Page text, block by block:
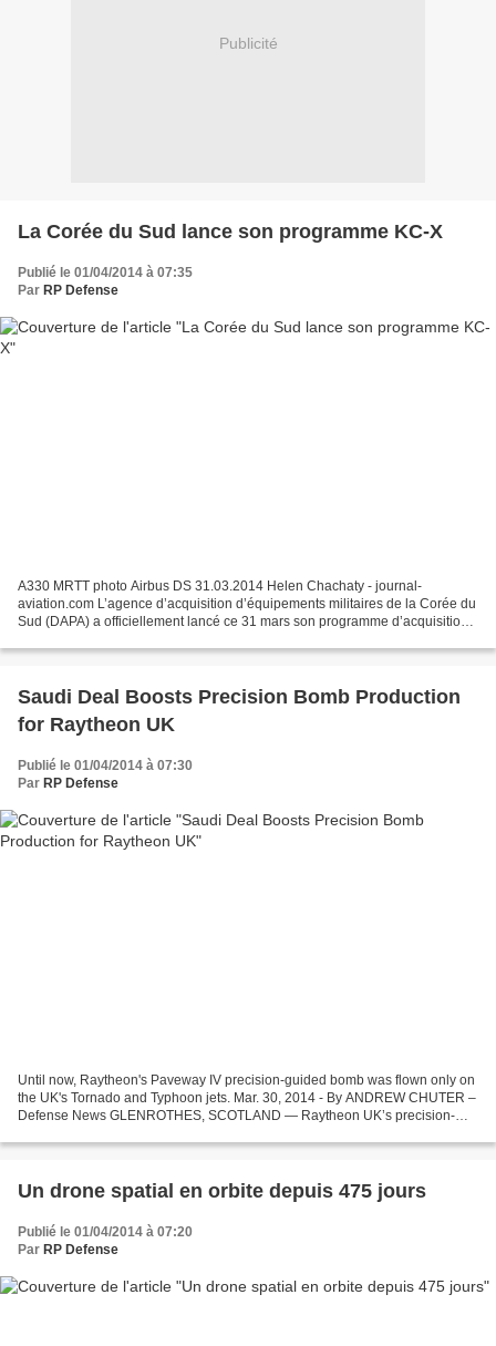
Publicité
La Corée du Sud lance son programme KC-X
Publié le 01/04/2014 à 07:35
Par RP Defense
A330 MRTT photo Airbus DS 31.03.2014 Helen Chachaty - journal-
aviation.com L’agence d’acquisition d’équipements militaires de la Corée du
Sud (DAPA) a officiellement lancé ce 31 mars son programme d’acquisition
Saudi Deal Boosts Precision Bomb Production
for Raytheon UK
Publié le 01/04/2014 à 07:30
Par RP Defense
Until now, Raytheon's Paveway IV precision-guided bomb was flown only on
the UK's Tornado and Typhoon jets. Mar. 30, 2014 - By ANDREW CHUTER –
Defense News GLENROTHES, SCOTLAND — Raytheon UK’s precision-
Un drone spatial en orbite depuis 475 jours
Publié le 01/04/2014 à 07:20
Par RP Defense